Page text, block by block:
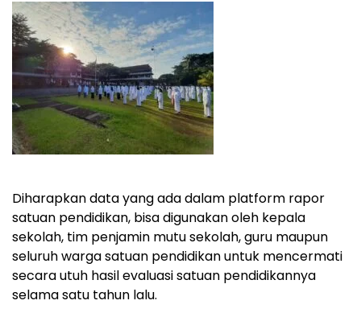
Diharapkan data yang ada dalam platform rapor
satuan pendidikan, bisa digunakan oleh kepala
sekolah, tim penjamin mutu sekolah, guru maupun
seluruh warga satuan pendidikan untuk mencermati
secara utuh hasil evaluasi satuan pendidikannya
selama satu tahun lalu.